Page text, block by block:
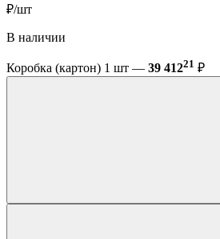
₽/шт
В наличии
Коробка (картон) 1 шт — 39 41221 ₽